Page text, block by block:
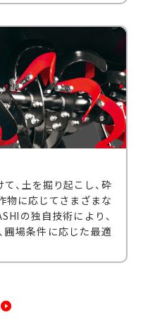
、土を掘り起こし、砕
物に応じてさまざまな
の独自技術により、
圃場条件に応じた最適